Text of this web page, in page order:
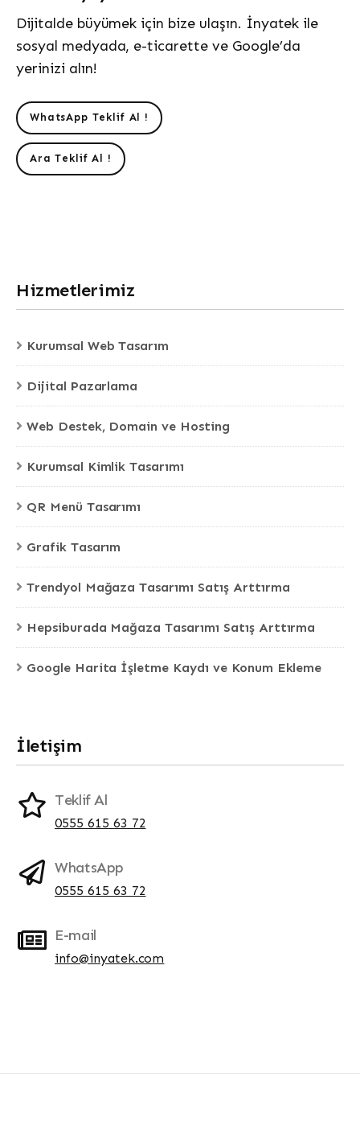
Dijitalde büyümek için bize ulaşın. İnyatek ile
sosyal medyada, e-ticarette ve Google’da
yerinizi alın!
WhatsApp Teklif Al !
Ara Teklif Al !
Hizmetlerimiz
Kurumsal Web Tasarım
Dijital Pazarlama
Web Destek, Domain ve Hosting
Kurumsal Kimlik Tasarımı
QR Menü Tasarımı
Grafik Tasarım
Trendyol Mağaza Tasarımı Satış Arttırma
Hepsiburada Mağaza Tasarımı Satış Arttırma
Google Harita İşletme Kaydı ve Konum Ekleme
İletişim
Teklif Al
0555 615 63 72
WhatsApp
0555 615 63 72
E-mail
info@inyatek.com